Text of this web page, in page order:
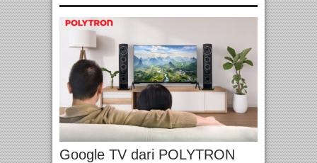
Google TV dari POLYTRON